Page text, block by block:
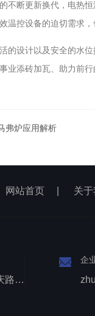
不断更新换代，电热
温控设备的迫切需求
的设计以及安全的水
业添砖加瓦、助力前
弗炉应用解析
网站首页 关
上海张江医疗器械产业基地（瑞庆路528号）
企